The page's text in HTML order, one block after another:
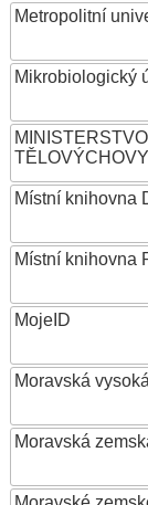
Metropolitní
Mikrobiologický
TĚLOVÝCHOVY
Místní knihovna
Místní knihovna
MojeID
Moravská
Moravská